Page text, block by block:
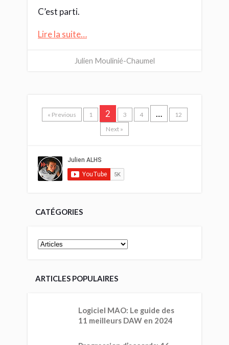
C’est parti.
Lire la suite…
Julien Moulinié-Chaumel
« Previous 1 2 3 4 …
12
Next »
CATÉGORIES
ARTICLES POPULAIRES
Logiciel MAO: Le guide des
11 meilleurs DAW en 2024